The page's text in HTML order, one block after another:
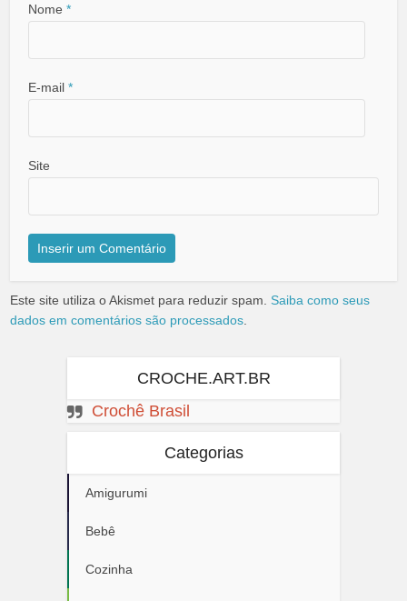
Nome*
E-mail*
Site
Este site utiliza o Akismet para reduzir spam.Saiba como seus
dados em comentários são processados
CROCHE.ART.BR
Crochê Brasil
Categorias
Amigurumi
Bebê
Cozinha